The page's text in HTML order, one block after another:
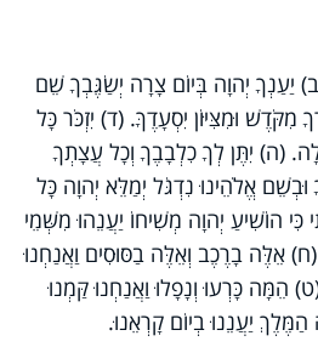
יַעַנְךָ יְהוָה בְּיוֹם צָרָה יְשַׂגֶּבְךָ שֵׁם
מִקֹּדֶשׁ וּמִצִּיּוֹן יִסְעָדֶךָּ. (ד) יִזְכֹּר כָּל
(ה) יִתֶּן לְךָ כִלְבָבֶךָ וְכָל עֲצָתְךָ
אֱלֹהֵינוּ נִדְגֹּל יְמַלֵּא יְהוָה כָּל
הוֹשִׁיעַ יְהוָה מְשִׁיחוֹ יַעֲנֵהוּ מִשְּׁמֵי
אֵלֶּה בָרֶכֶב וְאֵלֶּה בַסּוּסִים וַאֲנַחְנוּ
הֵמָּה כָּרְעוּ וְנָפָלוּ וַאֲנַחְנוּ קַּמְנוּ
הַמֶּלֶךְ יַעֲנֵנוּ בְיוֹם קָרְאֵנוּ.